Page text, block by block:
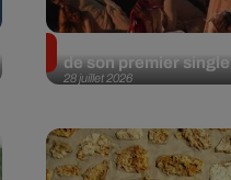
28 juillet 2026
de son premier single